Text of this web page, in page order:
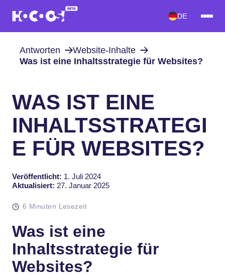
DE
Antworten
Website-Inhalte
Was ist eine Inhaltsstrategie für Websites?
WAS IST EINE
INHALTSSTRATEGI
E FÜR WEBSITES?
Veröffentlicht: 1. Juli 2024
Aktualisiert: 27. Januar 2025
6 Minuten Lesezeit
Was ist eine
Inhaltsstrategie für
Websites?